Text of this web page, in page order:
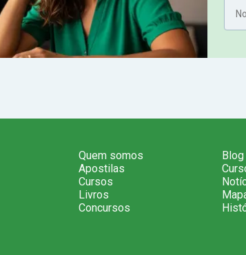
E-
Quem somos
Apostilas
Cursos
Livros
Concursos
Blog